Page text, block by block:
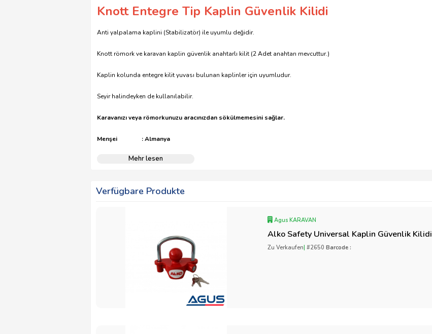
Knott Entegre Tip Kaplin Güvenlik Kilidi
Anti yalpalama kaplini (Stabilizatör) ile uyumlu değidir.
Knott römork ve karavan kaplin güvenlik anahtarlı kilit (2 Adet anahtarı mevcuttur.)
Kaplin kolunda entegre kilit yuvası bulunan kaplinler için uyumludur.
Seyir halindeyken de kullanılabilir.
Karavanızı veya römorkunuzu aracınızdan sökülmemesini sağlar.
Menşei : Almanya
Mehr lesen
Verfügbare Produkte
Agus KARAVAN
Alko Safety Universal Kaplin Güvenlik Kilidi
Zu Verkaufen| #2650Barcode :